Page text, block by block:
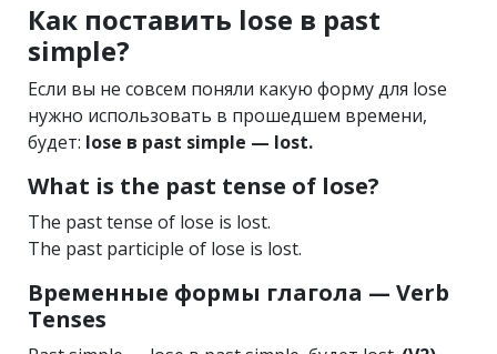
Как поставить lose в past
simple?
Если вы не совсем поняли какую форму для lose
нужно использовать в прошедшем времени,
будет: lose в past simple — lost.
What is the past tense of lose?
The past tense of lose is lost.
The past participle of lose is lost.
Временные формы глагола — Verb
Tenses